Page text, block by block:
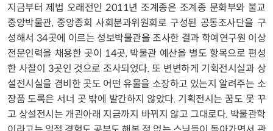
지금부터 제법 오래전인 2011년 조계종은 조계종 문화부와 불교
중앙박물관, 중앙종회 사회분과위원회로 구성된 공동조사단을 구
성해서 34곳에 이르는 성보박물관을 조사한 결과 학예연구원 이상
전문인력을 채용한 곳이 14곳, 박물관 예산을 별도 항목으로 편성
한 사찰이 3곳인 것으로 조사되었다. 또 변변하게 기획전시실과 상
설전시실을 겸비한 곳도 어떤 유물을 소장하고 있는지 알려주는 소
장품 도록은 서너 곳 밖에 발간하지 않았다. 기획전시는 꿈도 못 꾸
고 상설전시는 개괸아래 지금까지 바뀌지 않고 그대로다. 박물관학